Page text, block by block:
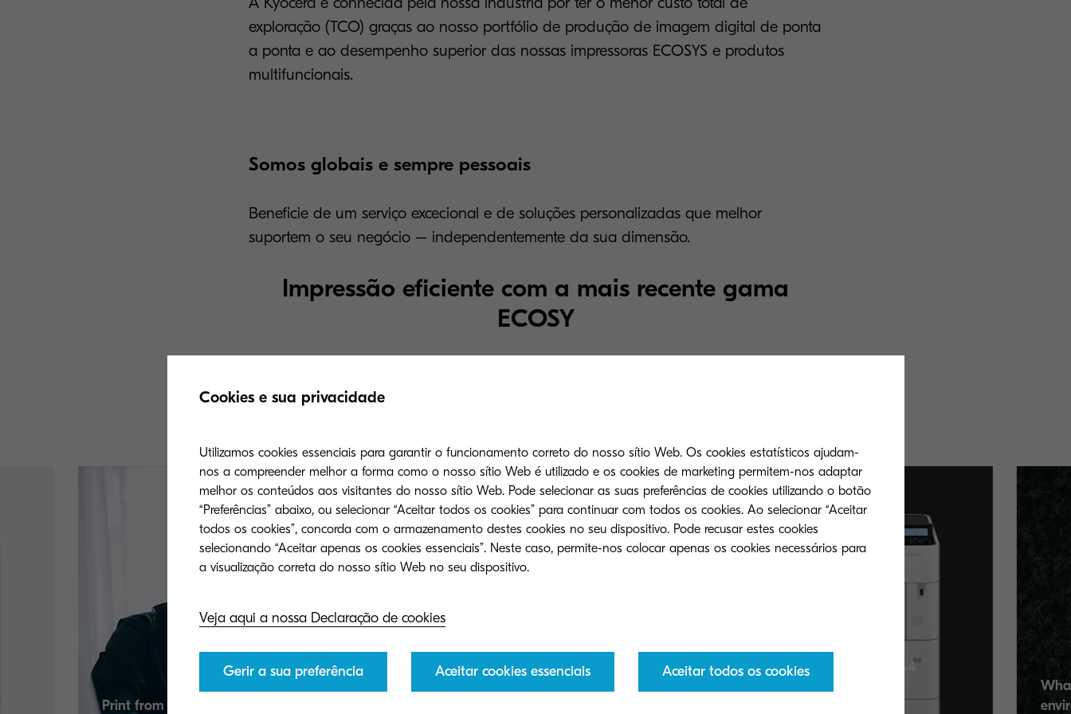
exploração (TCO) graças ao nosso portfólio de produção de imagem digital de ponta
a ponta e ao desempenho superior das nossas impressoras ECOSYS e produtos
multifuncionais.
Somos globais e sempre pessoais
Beneficie de um serviço excecional e de soluções personalizadas que melhor
suportem o seu negócio – independentemente da sua dimensão.
Impressão eficiente com a mais recente gama
ECOSY
recente tecnologia para o bem do ambiente, bem como para a
to a Kyocera device.
ECOSYS: Driving efficiency through
products is designed to help manage print
What does Kyocera do for the
environment?
Cookies e sua privacidade
Utilizamos cookies essenciais para garantir o funcionamento correto do nosso sítio Web. Os cookies estatísticos ajudam-
nos a compreender melhor a forma como o nosso sítio Web é utilizado e os cookies de marketing permitem-nos adaptar
melhor os conteúdos aos visitantes do nosso sítio Web. Pode selecionar as suas preferências de cookies utilizando o botão
“Preferências” abaixo, ou selecionar “Aceitar todos os cookies” para continuar com todos os cookies. Ao selecionar “Aceitar
todos os cookies”, concorda com o armazenamento destes cookies no seu dispositivo. Pode recusar estes cookies
selecionando “Aceitar apenas os cookies essenciais”. Neste caso, permite-nos colocar apenas os cookies necessários para
a visualização correta do nosso sítio Web no seu dispositivo.
Veja aqui a nossa Declaração de cookies
Gerir a sua preferência Aceitar cookies essenciais Aceitar todos os cookies